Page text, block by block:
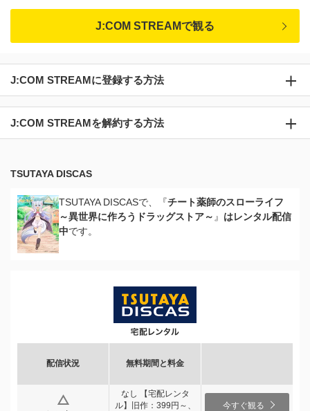
J:COM STREAMで観る
J:COM STREAMに登録する方法
J:COM STREAMを解約する方法
TSUTAYA DISCAS
TSUTAYA DISCASで、『チート薬師のスローライフ
～異世界に作ろうドラッグストア～ 』 はレンタル配信
中です。
配信状況 無料期間と料金
なし 【宅配レンタ
ル】旧作：399円～、
今すぐ観る